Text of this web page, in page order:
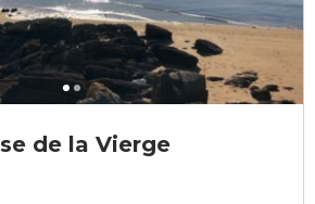
de la Vierge